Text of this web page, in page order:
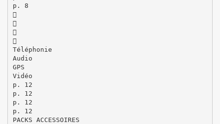
p. 8




Téléphonie
Audio
GPS
Vidéo
p. 12
p. 12
p. 12
p. 12
PACKS ACCESSOIRES